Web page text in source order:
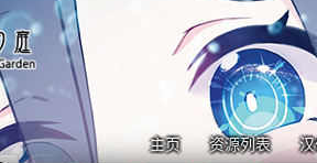
主页 资源列表